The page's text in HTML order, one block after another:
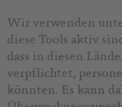
Wir verwenden
diese Tools aktiv
dass in diesen
verpflichtet,
könnten. Es kann